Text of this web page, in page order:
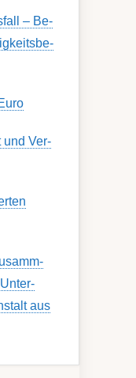
– Be­
und Ver­
Unter­
aus